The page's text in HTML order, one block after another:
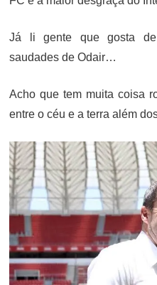
Já li gente que gosta
saudades de Odair…
Acho que tem muita coisa
entre o céu e a terra além